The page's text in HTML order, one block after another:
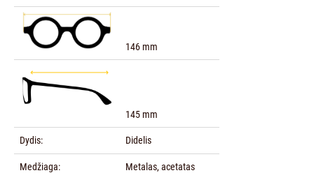
146 mm
145 mm
Dydis: Didelis
Medžiaga: Metalas, acetatas